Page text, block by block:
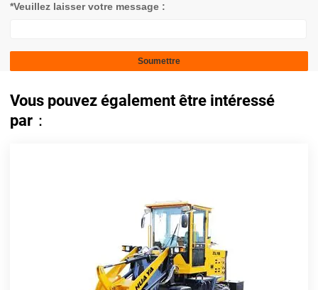
*Veuillez laisser votre message :
Vous pouvez également être intéressé
par：